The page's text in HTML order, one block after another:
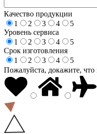
Качество продукции
1
2 3 4
5
Уровень сервиса
1
2 3 4
5
Срок изготовления
1
2 3 4
5
Пожалуйста, докажите,